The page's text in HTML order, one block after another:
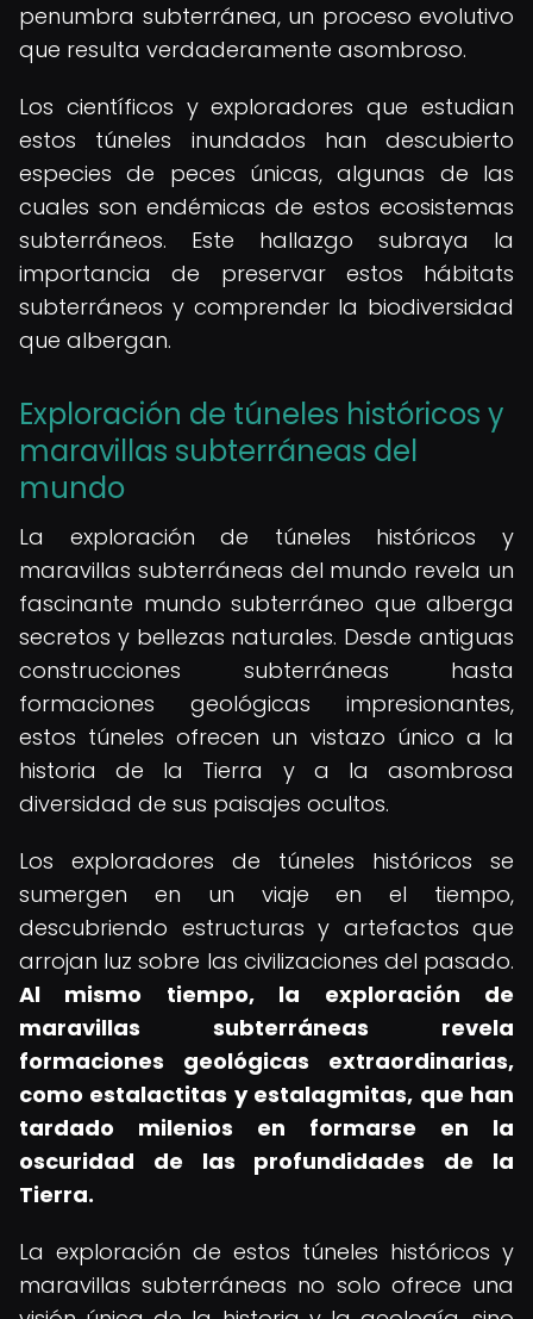
penumbra subterránea, un proceso evolutivo
que resulta verdaderamente asombroso.
Los científicos y exploradores que estudian
estos túneles inundados han descubierto
especies de peces únicas, algunas de las
cuales son endémicas de estos ecosistemas
subterráneos. Este hallazgo subraya la
importancia de preservar estos hábitats
subterráneos y comprender la biodiversidad
que albergan.
Exploración de túneles históricos y
maravillas subterráneas del
mundo
La exploración de túneles históricos y
maravillas subterráneas del mundo revela un
fascinante mundo subterráneo que alberga
secretos y bellezas naturales. Desde antiguas
construcciones subterráneas hasta
formaciones geológicas impresionantes,
estos túneles ofrecen un vistazo único a la
historia de la Tierra y a la asombrosa
diversidad de sus paisajes ocultos.
Los exploradores de túneles históricos se
sumergen en un viaje en el tiempo,
descubriendo estructuras y artefactos que
arrojan luz sobre las civilizaciones del pasado.
Al mismo tiempo, la exploración de
maravillas subterráneas revela
formaciones geológicas extraordinarias,
como estalactitas y estalagmitas, que han
tardado milenios en formarse en la
oscuridad de las profundidades de la
Tierra.
La exploración de estos túneles históricos y
maravillas subterráneas no solo ofrece una